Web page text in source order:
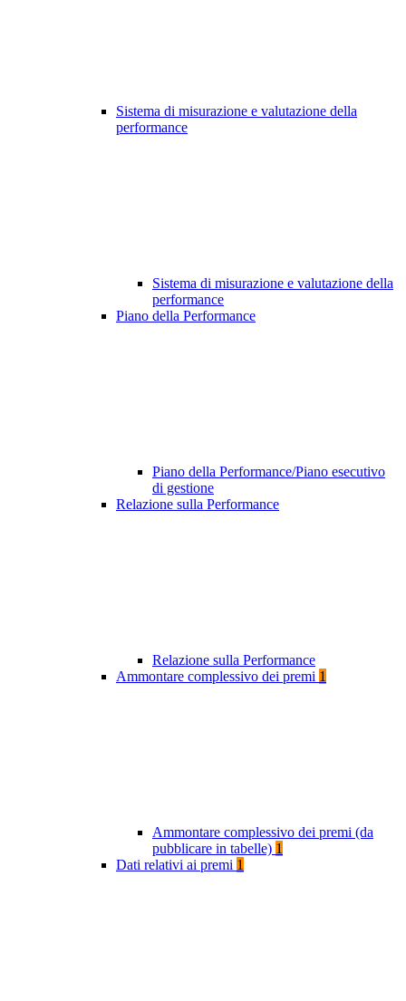
Sistema di misurazione e valutazione della
performance
Sistema di misurazione e valutazione della
performance
Piano della Performance
Piano della Performance/Piano esecutivo
di gestione
Relazione sulla Performance
Relazione sulla Performance
Ammontare complessivo dei premi 1
Ammontare complessivo dei premi (da
pubblicare in tabelle) 1
Dati relativi ai premi 1